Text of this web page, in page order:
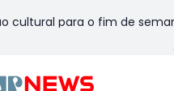
para o fim de semana